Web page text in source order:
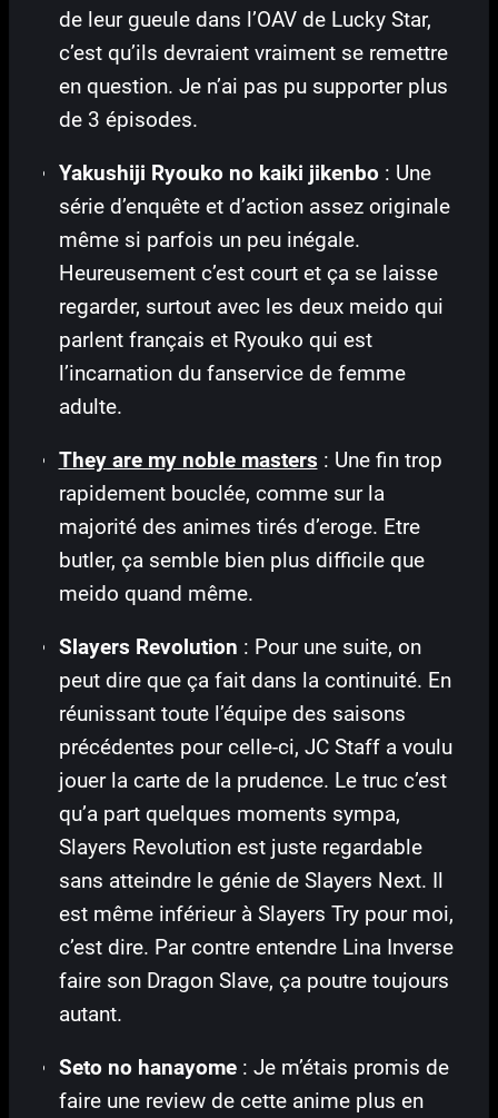
de leur gueule dans l’OAV de Lucky Star,
c’est qu’ils devraient vraiment se remettre
en question. Je n’ai pas pu supporter plus
de 3 épisodes.
Yakushiji Ryouko no kaiki jikenbo : Une
série d’enquête et d’action assez originale
même si parfois un peu inégale.
Heureusement c’est court et ça se laisse
regarder, surtout avec les deux meido qui
parlent français et Ryouko qui est
l’incarnation du fanservice de femme
adulte.
They are my noble masters : Une fin trop
rapidement bouclée, comme sur la
majorité des animes tirés d’eroge. Etre
butler, ça semble bien plus difficile que
meido quand même.
Slayers Revolution : Pour une suite, on
peut dire que ça fait dans la continuité. En
réunissant toute l’équipe des saisons
précédentes pour celle-ci, JC Staff a voulu
jouer la carte de la prudence. Le truc c’est
qu’a part quelques moments sympa,
Slayers Revolution est juste regardable
sans atteindre le génie de Slayers Next. Il
est même inférieur à Slayers Try pour moi,
c’est dire. Par contre entendre Lina Inverse
faire son Dragon Slave, ça poutre toujours
autant.
Seto no hanayome: Je m’étais promis de
faire une review de cette anime plus en